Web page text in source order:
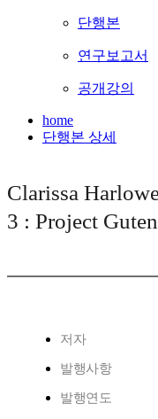
단행본
연구보고서
공개강의
home
단행본 상세
Clarissa
3 : Project
저자
발행사항
발행연도